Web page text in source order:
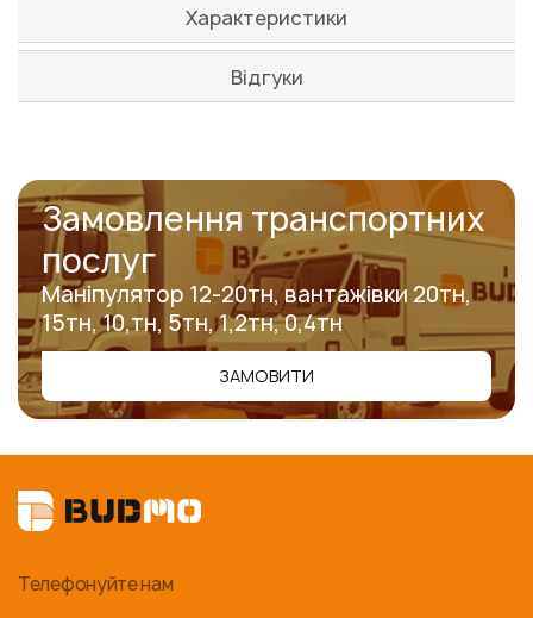
Характеристики
Відгуки
Замовлення транспортних
послуг
Маніпулятор 12-20тн, вантажівки 20тн,
15тн, 10,тн, 5тн, 1,2тн, 0,4тн
ЗАМОВИТИ
Телефонуйте нам